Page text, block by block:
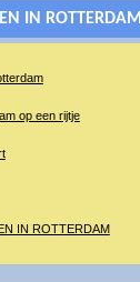
IN ROTTERDAM
op een rijtje
IN ROTTERDAM